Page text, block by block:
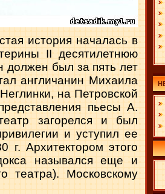
история началась в
II десятилетнюю
должен был за пять лет
англичанин Михаи­ла
на Петровской
пьесы А.
загорелся и был
и уступил ее
Архитектором этого
назывался еще и
театра). Московско­му